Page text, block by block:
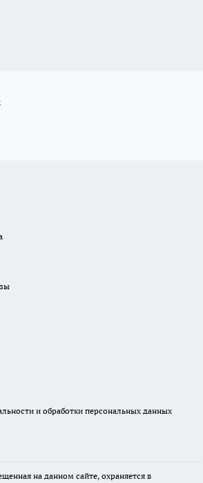
и обработки персональных данных
на данном сайте, охраняется в